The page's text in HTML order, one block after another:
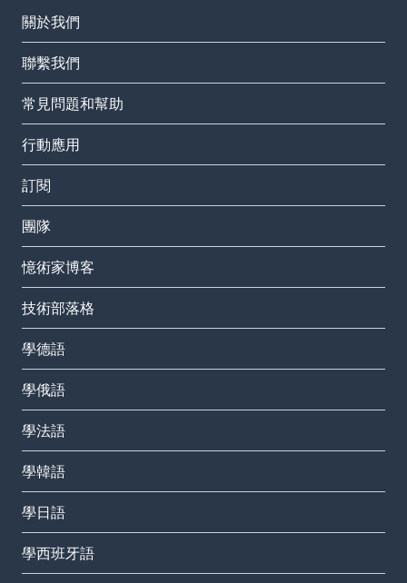
關於我們
聯繫我們
常見問題和幫助
行動應用
訂閱
團隊
憶術家博客
技術部落格
學德語
學俄語
學法語
學韓語
學日語
學西班牙語